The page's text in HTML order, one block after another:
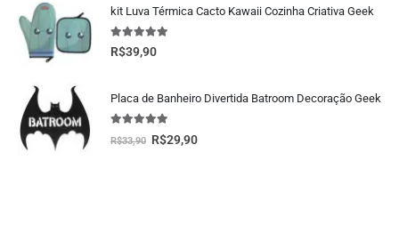
kit Luva Térmica Cacto Kawaii Cozinha Criativa Geek
5.00fora de 5
R$39,90
Placa de Banheiro Divertida Batroom Decoração Geek
fora de 5
R$33,90 R$29,90